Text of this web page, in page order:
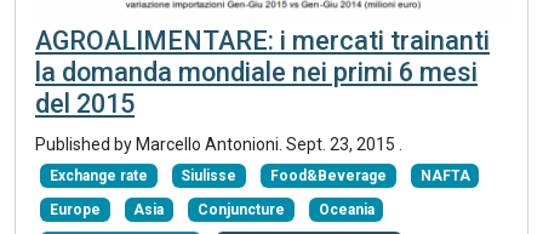
AGROALIMENTARE: i mercati trainanti
la domanda mondiale nei primi 6 mesi
del 2015
Published by Marcello Antonioni. Sept. 23, 2015
Exchange rate Siulisse Food&Beverage NAFTA
Europe Asia Conjuncture Oceania